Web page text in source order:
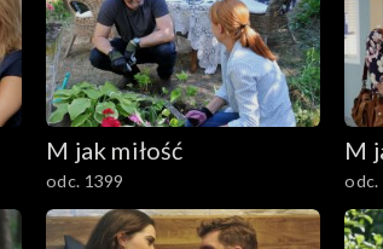
1801–1900
1701–1800
1601–1700
1501–1600
M jak miłość
odc. 1399
M
odc.